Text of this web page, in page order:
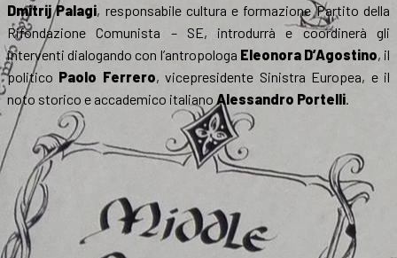
Dmitrij Palagi, responsabile cultura e formazione Partito della
Rifondazione Comunista – SE, introdurrà e coordinerà gli
interventi dialogando con l’antropologa Eleonora D’Agostino, il
politico Paolo Ferrero, vicepresidente Sinistra Europea, e il
noto storico e accademico italiano Alessandro Portelli.